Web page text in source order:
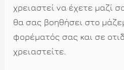
χρειαστεί να έχετε μαζί
θα σας βοηθήσει στο
φορέματός σας και σε
χρειαστείτε.